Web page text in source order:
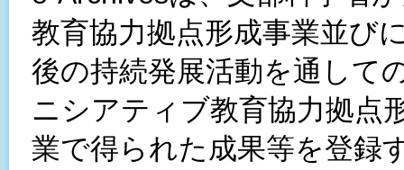
教育協力拠点形成事業並び
後の持続発展活動を通して
ニシアティブ教育協力拠点
業で得られた成果等を登録